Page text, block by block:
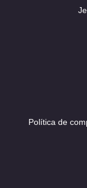
Política de